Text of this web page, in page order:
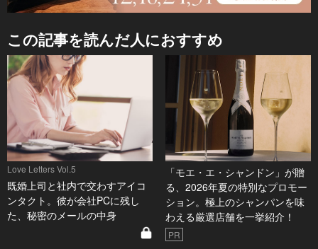
この記事を読んだ人におすすめ
Love Letters Vol.5
既婚上司と社内で交わすアイコ
ンタクト。彼が会社PCに残し
た、秘密のメールの中身
「モエ・エ・シャンドン」が贈
る、2026年夏の特別なプロモー
ション。極上のシャンパンを味
わえる厳選店舗を一挙紹介！
PR